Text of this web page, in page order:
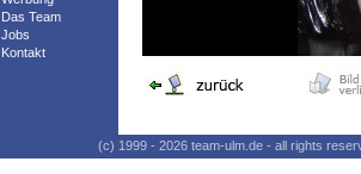
Das Team
Jobs
Kontakt
(c) 1999 - 2026 team-ulm.de - all rights